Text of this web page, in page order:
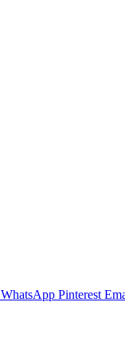
WhatsApp Pinterest